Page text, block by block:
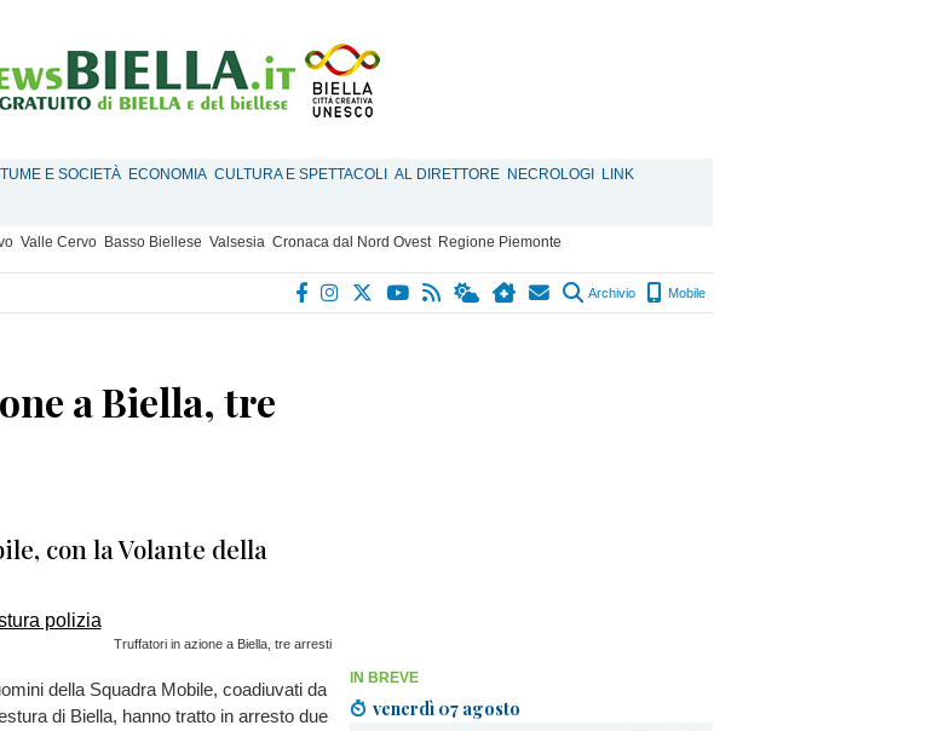
E SOCIETÀ ECONOMIA CULTURA E SPETTACOLI AL DIRETTORE NECROLOGI
LINK
Valle Cervo Basso Biellese Valsesia Cronaca dal Nord Ovest Regione Piemonte
Archivio Mobile
IN BREVE
venerdì 07 agosto
a Biella, tre
con la Volante della
Truffatori in azione a Biella, tre arresti
della Squadra Mobile, coadiuvati da
di Biella, hanno tratto in arresto due